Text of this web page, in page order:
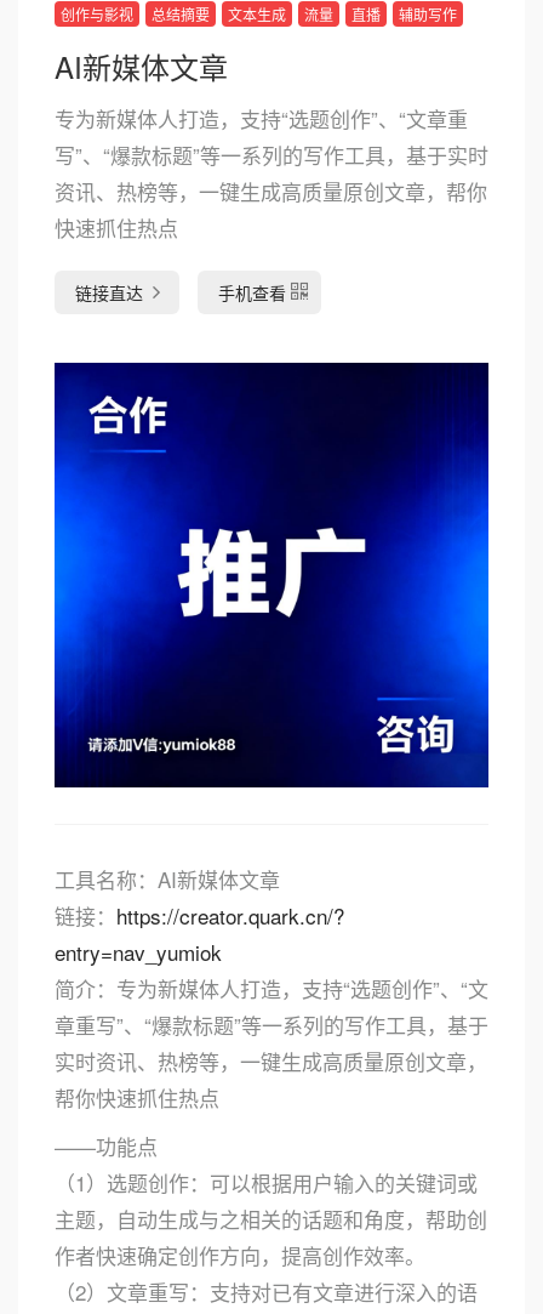
创作与影视 总结摘要 文本生成 流量 直播 辅助写作
AI新媒体文章
专为新媒体人打造，支持“选题创作”、“文章重
写”、“爆款标题”等一系列的写作工具，基于实时
资讯、热榜等，一键生成高质量原创文章，帮你
快速抓住热点
链接直达 手机查看
工具名称：AI新媒体文章
链接： https://creator.quark.cn/?
entry=nav_yumiok
简介：专为新媒体人打造，支持“选题创作”、“文
章重写”、“爆款标题”等一系列的写作工具，基于
实时资讯、热榜等，一键生成高质量原创文章，
帮你快速抓住热点
——功能点
（1）选题创作：可以根据用户输入的关键词或
主题，自动生成与之相关的话题和角度，帮助创
作者快速确定创作方向，提高创作效率。
（2）文章重写：支持对已有文章进行深入的语